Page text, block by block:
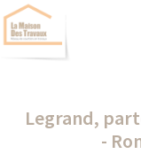
Legrand,
-